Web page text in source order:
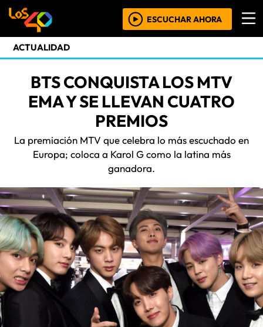
ESCUCHAR AHORA
ACTUALIDAD
BTS CONQUISTA LOS MTV
EMA Y SE LLEVAN CUATRO
PREMIOS
La premiación MTV que celebra lo más escuchado en
Europa; coloca a Karol G como la latina más
ganadora.